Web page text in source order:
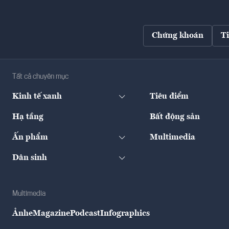
Chứng khoán
Tất cả chuyên mục
Kinh tế xanh Tiêu điểm
Hạ tầng Bất động sản
Ấn phẩm Multimedia
Dân sinh
Multimedia
ẢnheMagazinePodcastInfographics